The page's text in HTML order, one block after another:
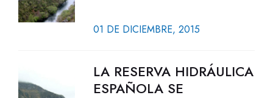
01 DE DICIEMBRE, 2015
LA RESERVA HIDRÁULICA
ESPAÑOLA SE